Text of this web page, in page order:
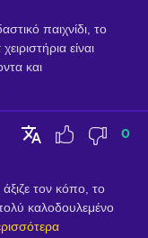
παιχνίδι, το
είναι
και
0
τον κόπο, το
καλοδουλεμένο